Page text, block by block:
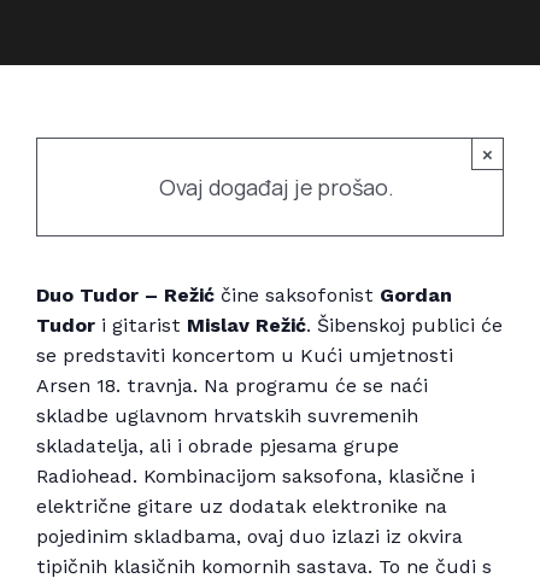
×
Ovaj događaj je prošao.
Duo Tudor – Režić čine saksofonist Gordan
Tudor i gitarist Mislav Režić. Šibenskoj publici će
se predstaviti koncertom u Kući umjetnosti
Arsen 18. travnja. Na programu će se naći
skladbe uglavnom hrvatskih suvremenih
skladatelja, ali i obrade pjesama grupe
Radiohead. Kombinacijom saksofona, klasične i
električne gitare uz dodatak elektronike na
pojedinim skladbama, ovaj duo izlazi iz okvira
tipičnih klasičnih komornih sastava. To ne čudi s